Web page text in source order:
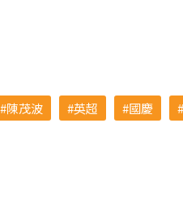
陳茂波 英超 國慶